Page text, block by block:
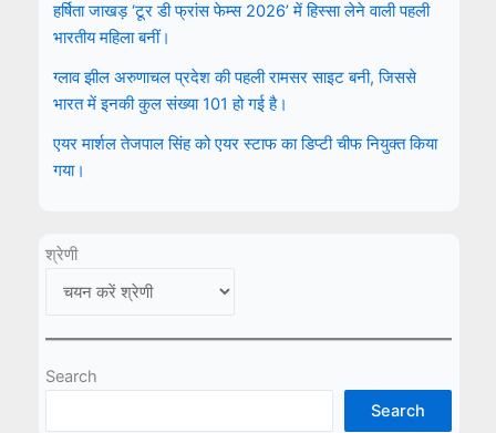
हर्षिता जाखड़ ‘टूर डी फ्रांस फेम्स 2026’ में हिस्सा लेने वाली पहली
भारतीय महिला बनीं।
ग्लाव झील अरुणाचल प्रदेश की पहली रामसर साइट बनी, जिससे
भारत में इनकी कुल संख्या 101 हो गई है।
एयर मार्शल तेजपाल सिंह को एयर स्टाफ का डिप्टी चीफ नियुक्त किया
गया।
श्रेणी
Search
Search